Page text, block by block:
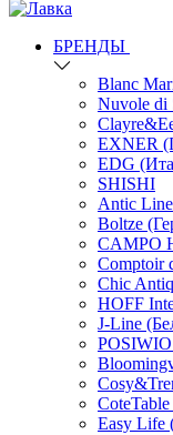
БРЕНДЫ
Blanc
Nuvole di
EXNER
EDG
SHISHI
Antic Line
Boltze
CAMPO
Comptoir
Chic
HOFF
J-Line
Easy Life